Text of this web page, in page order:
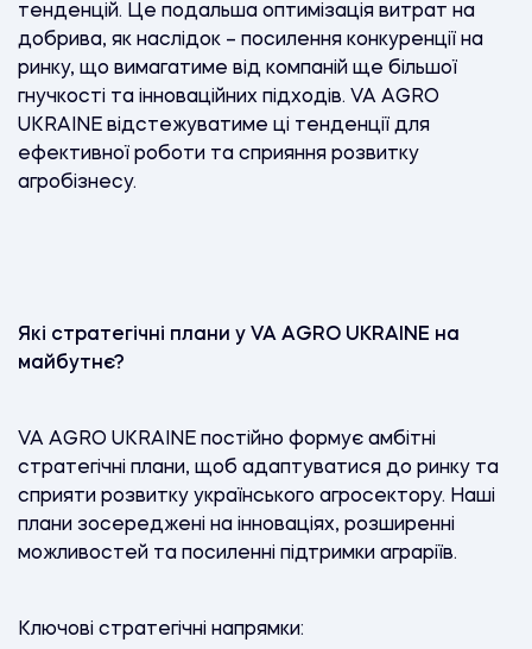
тенденцій. Це подальша оптимізація витрат на
добрива, як наслідок – посилення конкуренції на
ринку, що вимагатиме від компаній ще більшої
гнучкості та інноваційних підходів. VA AGRO
UKRAINE відстежуватиме ці тенденції для
ефективної роботи та сприяння розвитку
агробізнесу.
Які стратегічні плани у VA AGRO UKRAINE на
майбутнє?
VA AGRO UKRAINE постійно формує амбітні
стратегічні плани, щоб адаптуватися до ринку та
сприяти розвитку українського агросектору. Наші
плани зосереджені на інноваціях, розширенні
можливостей та посиленні підтримки аграріїв.
Ключові стратегічні напрямки: